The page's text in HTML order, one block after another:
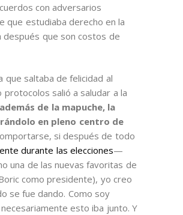
con adversarios
que estudiaba derecho en la
después que son costos de
que saltaba de felicidad al
salió a saludar a la
de la mapuche, la
en pleno centro de
si después de todo
durante las elecciones—
una de las nuevas favoritas de
como presidente), yo creo
se fue dando. Como soy
esto iba junto. Y